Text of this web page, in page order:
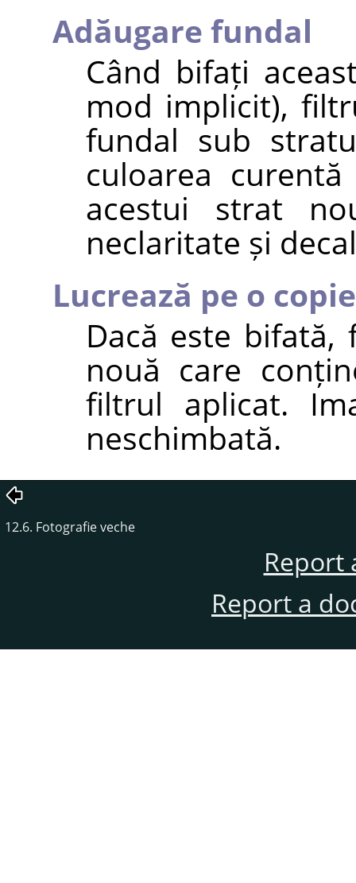
Adăugare fundal
Când bifați
mod implicit),
fundal sub
culoarea
acestui strat
neclaritate și
Lucrează pe o copie
Dacă este
nouă care
filtrul aplicat.
neschimbată.
12.6. Fotografie veche
Report
Report a